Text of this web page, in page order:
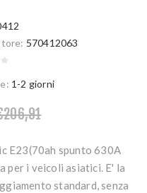
570412063
1-2 giorni
E23(70ah spunto 630A
per i veicoli asiatici. E' la
standard, senza